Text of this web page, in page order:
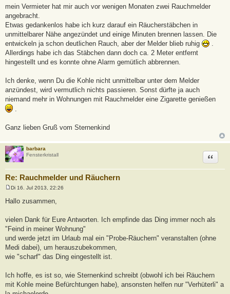
r
a
g
mein Vermieter hat mir auch vor wenigen Monaten zwei Rauchmelder
angebracht.
Etwas gedankenlos habe ich kurz darauf ein Räucherstäbchen in
unmittelbarer Nähe angezündet und einige Minuten brennen lassen. Die
entwickeln ja schon deutlichen Rauch, aber der Melder blieb ruhig
.
Allerdings habe ich das Stäbchen dann doch ca. 2 Meter entfernt
hingestellt und es konnte ohne Alarm gemütlich abbrennen.
Ich denke, wenn Du die Kohle nicht unmittelbar unter dem Melder
anzündest, wird vermutlich nichts passieren. Sonst dürfte ja auch
niemand mehr in Wohnungen mit Rauchmelder eine Zigarette genießen
.
Ganz lieben Gruß vom Sternenkind
barbara
Fensterkristall
Re: Rauchmelder und Räuchern
Zitat
e
i
a
g
Di 16. Jul 2013, 22:26
Hallo zusammen,
vielen Dank für Eure Antworten. Ich empfinde das Ding immer noch als
"Feind in meiner Wohnung"
und werde jetzt im Urlaub mal ein "Probe-Räuchern" veranstalten (ohne
Medi dabei), um herauszubekommen,
wie "scharf" das Ding eingestellt ist.
Ich hoffe, es ist so, wie Sternenkind schreibt (obwohl ich bei Räuchern
mit Kohle meine Befürchtungen habe), ansonsten helfen nur "Verhüterli" a